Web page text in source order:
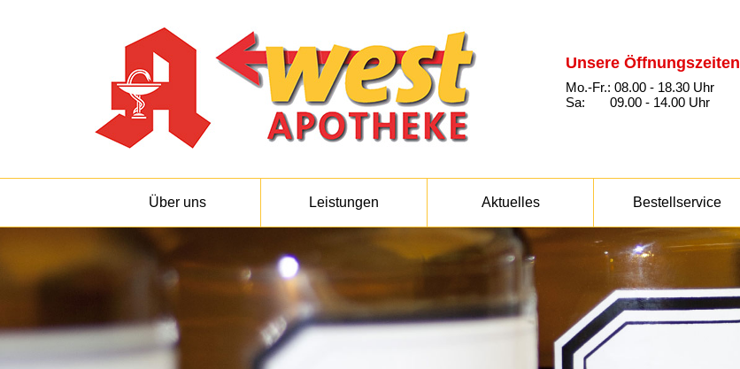
Unsere Öffnungszeiten
Mo.-Fr.: 08.00 - 18.30 Uhr
Sa: 09.00 - 14.00 Uhr
Über uns Leistungen Aktuelles Bestellservice